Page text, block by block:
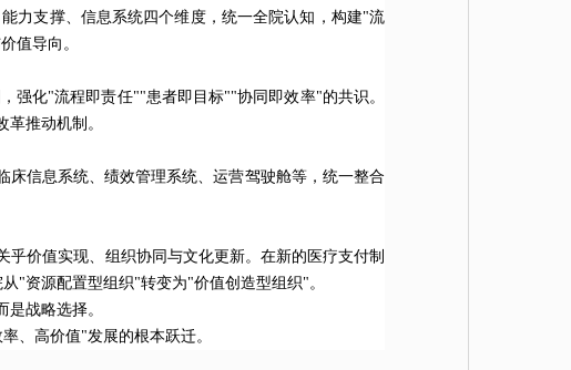
力支撑、信息系统四个维度，统一全院认知，构建"流
值导向。
强化"流程即责任""患者即目标""协同即效率"的共识。
推动机制。
信息系统、绩效管理系统、运营驾驶舱等，统一整合
价值实现、组织协同与文化更新。在新的医疗支付制
"资源配置型组织"转变为"价值创造型组织"。
战略选择。
、高价值"发展的根本跃迁。